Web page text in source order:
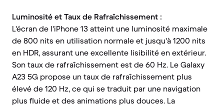
Luminosité et Taux de Rafraîchissement :
L'écran de l'iPhone 13 atteint une luminosité maximale
de 800 nits en utilisation normale et jusqu'à 1200 nits
en HDR, assurant une excellente lisibilité en extérieur.
Son taux de rafraîchissement est de 60 Hz. Le Galaxy
A23 5G propose un taux de rafraîchissement plus
élevé de 120 Hz, ce qui se traduit par une navigation
plus fluide et des animations plus douces. La